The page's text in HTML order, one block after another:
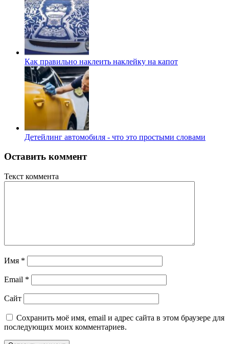
Как правильно наклеить наклейку на капот
Детейлинг автомобиля - что это простыми словами
Оставить коммент
Текст коммента
Имя *
Email *
Сайт
Сохранить моё имя, email и адрес сайта в этом браузере для
последующих моих комментариев.